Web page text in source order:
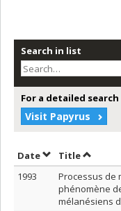
Search in list
For a detailed search
Visit Papyrus
DateSort by date in
TitleSort by
1993
Processus de
phénomène
mélanésiens